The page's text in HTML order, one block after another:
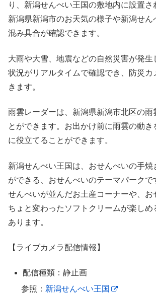
り、新潟せんべい王国の敷地内に設置さ
新潟県新潟市のお天気の様子や新潟せん
混み具合が確認できます。
大雨や大雪、地震などの自然災害が発生
状況がリアルタイムで確認でき、防災カ
きます。
雨雲レーダーは、新潟県新潟市北区の雨
とができます。お出かけ前に雨雲の動き
に役立てることができます。
新潟せんべい王国は、おせんべいの手焼
ができる、おせんべいのテーマパークで
せんべいが並んだお土産コーナーや、お
ちょと変わったソフトクリームが楽しめ
あります。
【ライブカメラ配信情報】
配信種類：静止画
参照： 新潟せんべい王国